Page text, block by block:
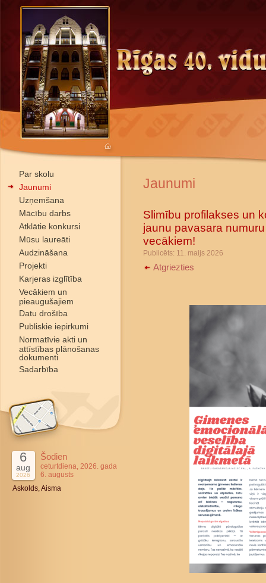
Par skolu
Jaunumi
Uzņemšana
Mācību darbs
Atklātie konkursi
Mūsu laureāti
Audzināšana
Projekti
Karjeras izglītība
Vecākiem un
pieaugušajiem
Datu drošība
Publiskie iepirkumi
Normatīvie akti un
attīstības plānošanas
dokumenti
Sadarbība
6
aug
2026
Šodien
ceturtdiena, 2026. gada
6. augusts
Askolds, Aisma
Jaunumi
Slimību profilakses un
jaunu pavasara
vecākiem!
Publicēts: 11. maijs 2026
Atgriezties